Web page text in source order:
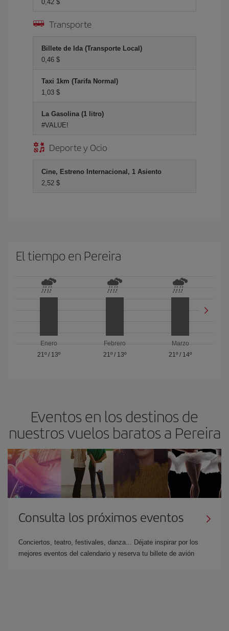
0,42 $
Transporte
Billete de Ida (Transporte Local)
0,46 $
Taxi 1km (Tarifa Normal)
1,03 $
La Gasolina (1 litro)
#VALUE!
Deporte y Ocio
Cine, Estreno Internacional, 1 Asiento
2,52 $
El tiempo en Pereira
Enero
21º/ 13º
Febrero
21º/ 13º
Marzo
21º / 14º
Eventos en los destinos de
nuestros vuelos baratos a Pereira
Consulta los próximos eventos
Conciertos, teatro, festivales, danza... Déjate inspirar por los
mejores eventos del calendario y reserva tu billete de avión